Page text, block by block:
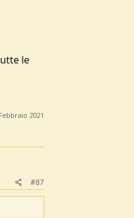
le
2021
#87